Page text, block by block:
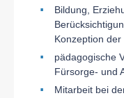
Bildung,
Konzeption der
pädagogische
Fürsorge- und
Mitarbeit bei